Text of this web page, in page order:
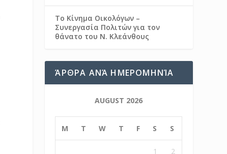
Το Κίνημα Οικολόγων –
Συνεργασία Πολιτών για τον
θάνατο του Ν. Κλεάνθους
ΆΡΘΡΑ ΑΝΆ ΗΜΕΡΟΜΗΝΊΑ
AUGUST 2026
M T W T F S S
1 2